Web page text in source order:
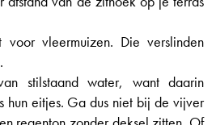
voor vleermuizen. Die verslinden
stilstaand water, want daarin
hun eitjes. Ga dus niet bij de vijver